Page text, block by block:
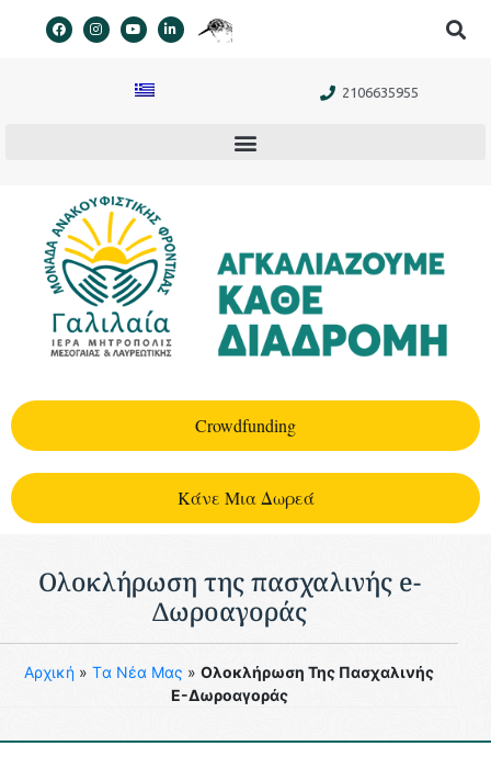
περιεχόμενο
2106635955
Crowdfunding
Kάνε Μια Δωρεά
Ολοκλήρωση της πασχαλινής e-
Δωροαγοράς
Aρχική » Tα Νέα Μας » Ολοκλήρωση Της Πασχαλινής
E-Δωροαγοράς